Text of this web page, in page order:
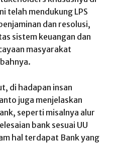
telah mendukung LPS
dan resolusi,
sistem keuangan dan
masyarakat
di hadapan insan
juga menjelaskan
seperti misalnya alur
bank sesuai UU
hal terdapat Bank yang